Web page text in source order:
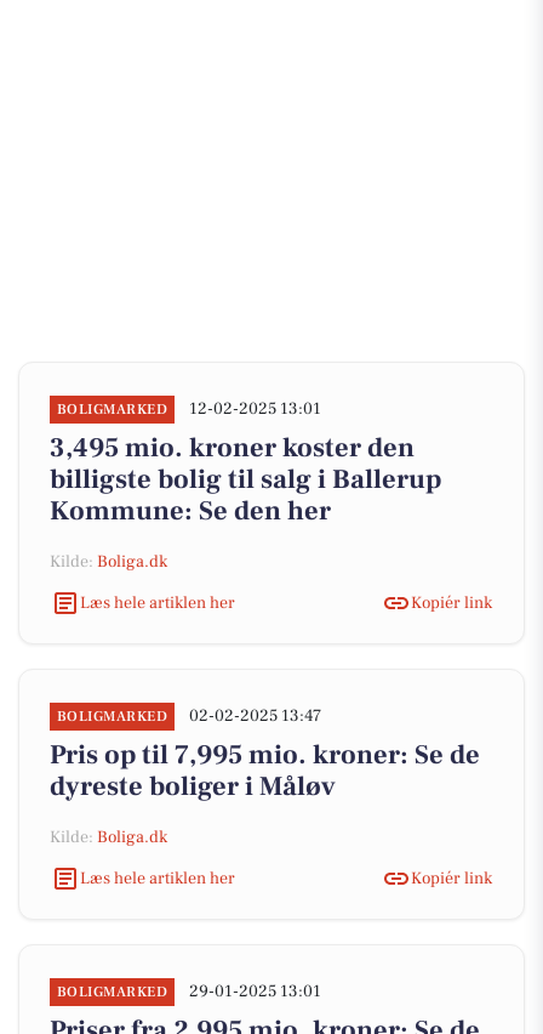
BOLIGMARKED 12-02-2025 13:01
3,495 mio. kroner koster den
billigste bolig til salg i Ballerup
Kommune: Se den her
Kilde: Boliga.dk
Læs hele artiklen her
Kopiér link
BOLIGMARKED 02-02-2025 13:47
Pris op til 7,995 mio. kroner: Se de
dyreste boliger i Måløv
Kilde: Boliga.dk
Læs hele artiklen her
Kopiér link
BOLIGMARKED 29-01-2025 13:01